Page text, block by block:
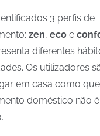
3 perfis de
zen, eco e
diferentes
Os utilizadores
em casa como
doméstico não